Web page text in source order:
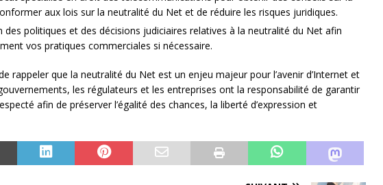
aux lois sur la neutralité du Net et de réduire les risques juridiques.
des politiques et des décisions judiciaires relatives à la neutralité du Net afin
vos pratiques commerciales si nécessaire.
rappeler que la neutralité du Net est un enjeu majeur pour l’avenir d’Internet et
les régulateurs et les entreprises ont la responsabilité de garantir
afin de préserver l’égalité des chances, la liberté d’expression et